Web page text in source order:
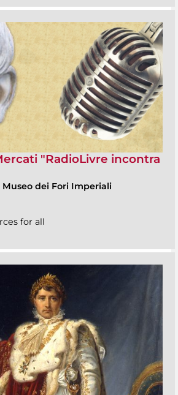
"RadioLivre incontra
dei Fori Imperiali
for all